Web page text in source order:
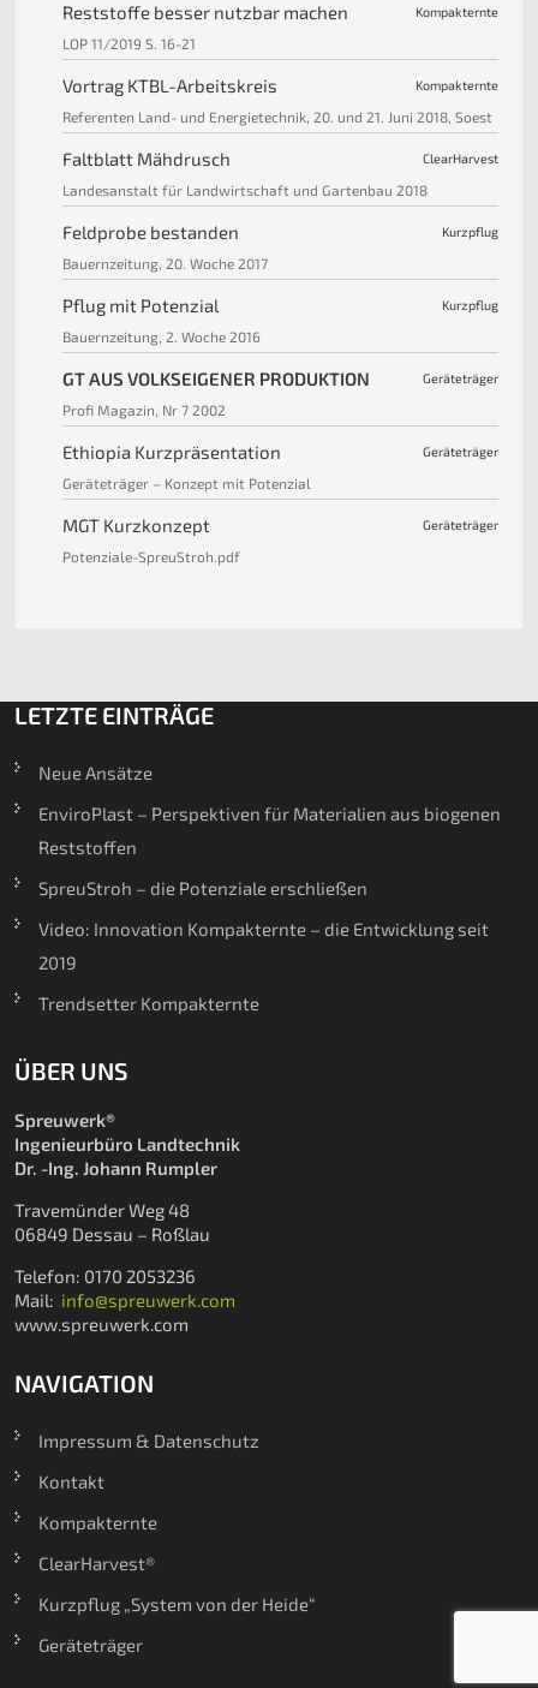
Reststoffe besser nutzbar machen Kompakternte
LOP 11/2019 S. 16-21
Vortrag KTBL-Arbeitskreis Kompakternte
Referenten Land- und Energietechnik, 20. und 21. Juni 2018, Soest
Faltblatt Mähdrusch ClearHarvest
Landesanstalt für Landwirtschaft und Gartenbau 2018
Feldprobe bestanden Kurzpflug
Bauernzeitung, 20. Woche 2017
Pflug mit Potenzial Kurzpflug
Bauernzeitung, 2. Woche 2016
GT AUS VOLKSEIGENER PRODUKTION Geräteträger
Profi Magazin, Nr 7 2002
Ethiopia Kurzpräsentation Geräteträger
Geräteträger – Konzept mit Potenzial
MGT Kurzkonzept Geräteträger
Potenziale-SpreuStroh.pdf
LETZTE EINTRÄGE
Neue Ansätze
EnviroPlast – Perspektiven für Materialien aus biogenen
Reststoffen
SpreuStroh – die Potenziale erschließen
Video: Innovation Kompakternte – die Entwicklung seit
2019
Trendsetter Kompakternte
ÜBER UNS
Spreuwerk®
Ingenieurbüro Landtechnik
Dr. -Ing. Johann Rumpler
Travemünder Weg 48
06849 Dessau – Roßlau
Telefon: 0170 2053236
Mail: info@spreuwerk.com
www.spreuwerk.com
NAVIGATION
Impressum & Datenschutz
Kontakt
Kompakternte
ClearHarvest®
Kurzpflug „System von der Heide“
Geräteträger